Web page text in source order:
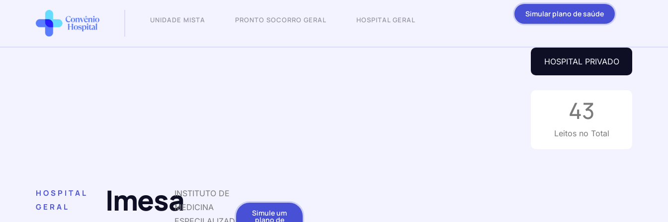
UNIDADE MISTA PRONTO SOCORRO GERAL HOSPITAL GERAL
Simular plano de saúde
HOSPITAL
GERAL
ImesaINSTITUTO DE
MEDICINA
Simule um
plano de
HOSPITAL PRIVADO
Leitos no Total
43